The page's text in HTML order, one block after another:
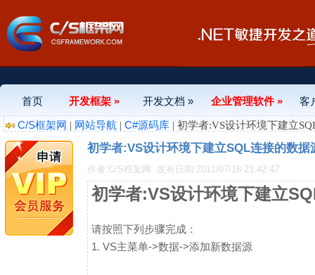
首页 开发框架 » 开发文档 » 企业管理软件 »
客
C/S框架网 | 网站导航 | C#源码库 | 初学者:VS设计环境下建立
初学者:VS设计环境下建立SQL连接的数据
作者:C/S框架网 发布日期:2011/07/18 21:42:47
初学者:VS设计环境下建立
请按照下列步骤完成：
1. VS主菜单->数据->添加新数据源